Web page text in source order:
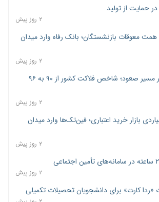
حمایت از تولید
۲ روز پیش
معمای تأمین ۸۰ همت معوقات بازنشستگان؛ بانک رفاه وارد میدان
۲ روز پیش
فشار اقتصادی در مسیر صعود؛ شاخص فلاکت کشور از ۹۰ به ۹۶
۲ روز پیش
میلیاردی بازار خرید اعتباری؛ فین‌تک‌ها وارد میدان
۲ روز پیش
۲ روز پیش
«ردا کارت» برای دانشجویان تحصیلات تکمیلی